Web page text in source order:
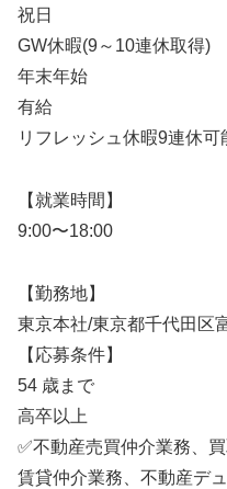
祝日
GW休暇(9～10連休取得)
年末年始
有給
リフレッシュ休暇9連休
【就業時間】
9:00〜18:00
【勤務地】
東京本社/東京都千代田区
【応募条件】
54 歳まで
高卒以上
✅不動産売買仲介業務、
賃貸仲介業務、不動産デ